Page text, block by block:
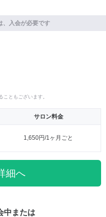
、入会が必要です
こともございます。
サロン料金
1,650円/1ヶ月ごと
細へ
中または